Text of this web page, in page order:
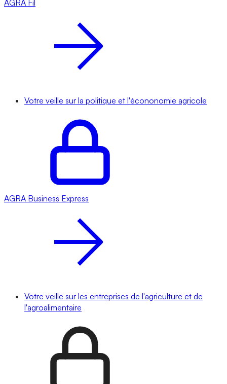
AGRA Fil
Votre veille sur la politique et l'écononomie agricole
AGRA Business Express
Votre veille sur les entreprises de l'agriculture et de
l'agroalimentaire